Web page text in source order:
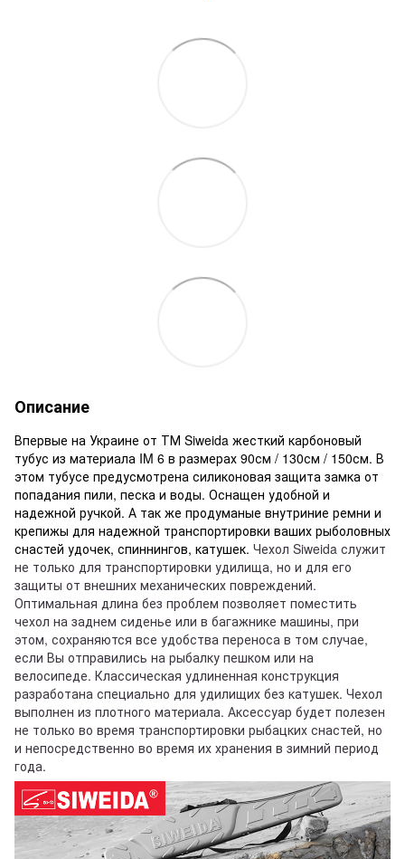
Описание
Впервые на Украине от ТМ Siweida жесткий карбоновый
тубус из материала IM 6 в размерах 90см / 130см / 150см. В
этом тубусе предусмотрена силиконовая защита замка от
попадания пили, песка и воды. Оснащен удобной и
надежной ручкой. А так же продуманые внутриние ремни и
крепижы для надежной транспортировки ваших рыболовных
снастей удочек, спиннингов, катушек. Чехол Siweida служит
не только для транспортировки удилища, но и для его
защиты от внешних механических повреждений.
Оптимальная длина без проблем позволяет поместить
чехол на заднем сиденье или в багажнике машины, при
этом, сохраняются все удобства переноса в том случае,
если Вы отправились на рыбалку пешком или на
велосипеде. Классическая удлиненная конструкция
разработана специально для удилищих без катушек. Чехол
выполнен из плотного материала. Аксессуар будет полезен
не только во время транспортировки рыбацких снастей, но
и непосредственно во время их хранения в зимний период
года.